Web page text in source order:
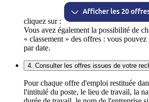
cliquez sur :
Vous avez également la possibilité de
« classement » des offres : vous
par date.
4. Consulter les offres issues de votre
Pour chaque offre d'emploi restituée
l'intitulé du poste, le lieu de travail, la